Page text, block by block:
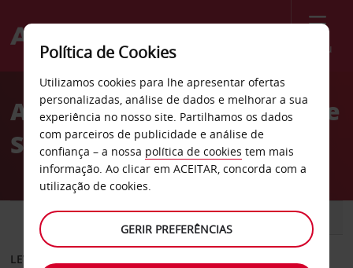
Menu
Welcome
AvisAluguer de carros Norte de
Stendal
CARRO COMERCIAIS
LEVANTAR EM
Política de Cookies
Utilizamos cookies para lhe apresentar ofertas
personalizadas, análise de dados e melhorar a sua
experiência no nosso site. Partilhamos os dados
com parceiros de publicidade e análise de
confiança – a nossa política de cookies tem mais
informação. Ao clicar em ACEITAR, concorda com a
utilização de cookies.
GERIR PREFERÊNCIAS